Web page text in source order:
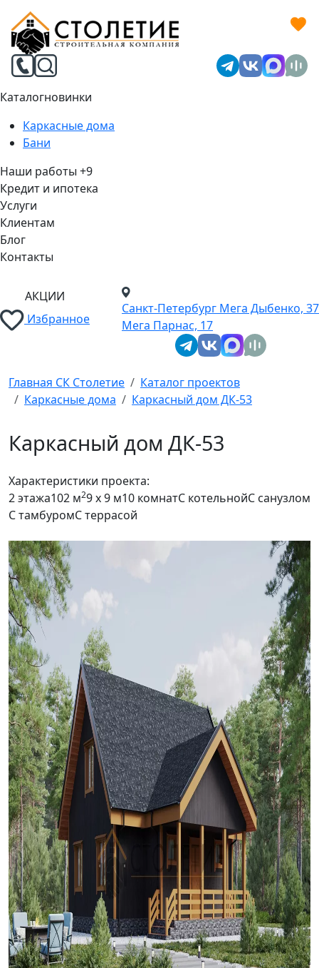
Каталогновинки
Каркасные дома
Бани
Наши работы +9
Кредит и ипотека
Услуги
Клиентам
Блог
Контакты
АКЦИИ
Избранное
Санкт-Петербург Мега Дыбенко, 37
Мега Парнас, 17
Главная СК Столетие
Каталог проектов
Каркасные дома
Каркасный дом ДК-53
Каркасный дом ДК-53
Характеристики проекта:
2 этажа102 м29 x 9 м10 комнатС котельнойС санузлом
С тамбуромС террасой